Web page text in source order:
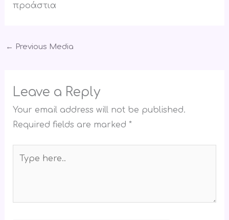
προάστια
← Previous Media
Leave a Reply
Your email address will not be published.
Required fields are marked *
here..